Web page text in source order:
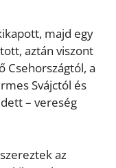
majd egy
aztán viszont
Csehországtól, a
Svájctól és
– vereség
az